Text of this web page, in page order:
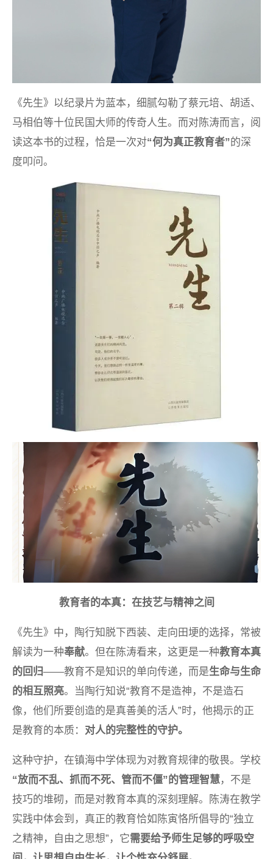
《先生》以纪录片为蓝本，细腻勾勒了蔡元培、胡适、
马相伯等十位民国大师的传奇人生。而对陈涛而言，阅
读这本书的过程，恰是一次对“何为真正教育者”的深
度叩问。
教育者的本真：在技艺与精神之间
《先生》中，陶行知脱下西装、走向田埂的选择，常被
解读为一种奉献。但在陈涛看来，这更是一种教育本真
的回归——教育不是知识的单向传递，而是生命与生命
的相互照亮。当陶行知说“教育不是造神，不是造石
像，他们所要创造的是真善美的活人”时，他揭示的正
是教育的本质： 对人的完整性的守护。
这种守护，在镇海中学体现为对教育规律的敬畏。学校
“放而不乱、抓而不死、管而不僵”的管理智慧，不是
技巧的堆砌，而是对教育本真的深刻理解。陈涛在教学
实践中体会到，真正的教育恰如陈寅恪所倡导的“独立
之精神，自由之思想”，它需要给予师生足够的呼吸空